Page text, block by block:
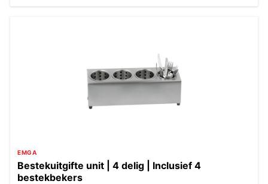
EMGA
Bestekuitgifte unit | 4 delig | Inclusief 4
bestekbekers